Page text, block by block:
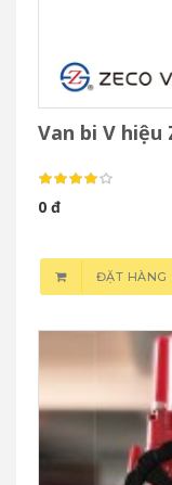
Van bi V hiệu
0 đ
ĐẶT HÀNG